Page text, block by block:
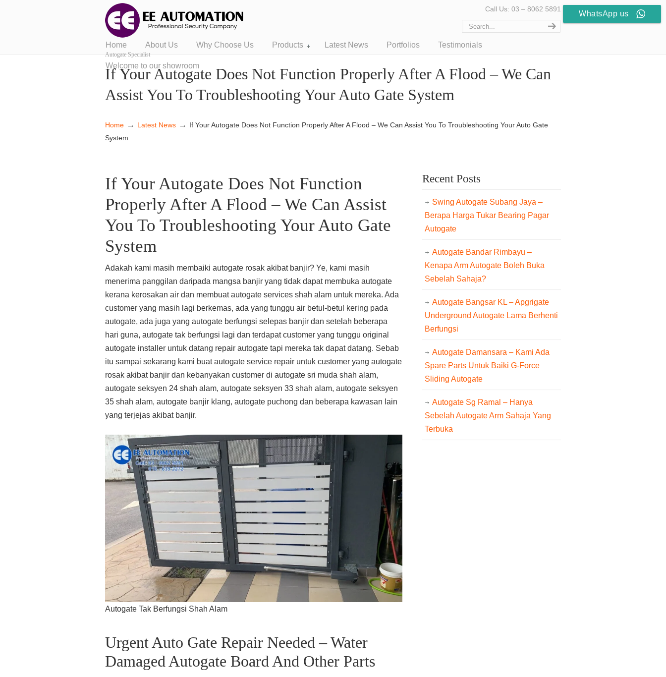
Autogate Specialist
Call Us: 03 – 8062 5891
Home About Us Why Choose Us Products Latest News Portfolios Testimonials
Welcome to our showroom
If Your Autogate Does Not Function Properly After A Flood – We Can
Assist You To Troubleshooting Your Auto Gate System
Home → Latest News → If Your Autogate Does Not Function Properly After A Flood – We Can Assist You To Troubleshooting Your Auto Gate
System
If Your Autogate Does Not Function
Properly After A Flood – We Can Assist
You To Troubleshooting Your Auto Gate
System
Adakah kami masih membaiki autogate rosak akibat banjir? Ye, kami masih
menerima panggilan daripada mangsa banjir yang tidak dapat membuka autogate
kerana kerosakan air dan membuat autogate services shah alam untuk mereka. Ada
customer yang masih lagi berkemas, ada yang tunggu air betul-betul kering pada
autogate, ada juga yang autogate berfungsi selepas banjir dan setelah beberapa
hari guna, autogate tak berfungsi lagi dan terdapat customer yang tunggu original
autogate installer untuk datang repair autogate tapi mereka tak dapat datang. Sebab
itu sampai sekarang kami buat autogate service repair untuk customer yang autogate
rosak akibat banjir dan kebanyakan customer di autogate sri muda shah alam,
autogate seksyen 24 shah alam, autogate seksyen 33 shah alam, autogate seksyen
35 shah alam, autogate banjir klang, autogate puchong dan beberapa kawasan lain
yang terjejas akibat banjir.
Autogate Tak Berfungsi Shah Alam
Urgent Auto Gate Repair Needed – Water
Damaged Autogate Board And Other Parts
Recent Posts
Swing Autogate Subang Jaya –
Berapa Harga Tukar Bearing Pagar
Autogate
Autogate Bandar Rimbayu –
Kenapa Arm Autogate Boleh Buka
Sebelah Sahaja?
Autogate Bangsar KL – Apgrigate
Underground Autogate Lama Berhenti
Berfungsi
Autogate Damansara – Kami Ada
Spare Parts Untuk Baiki G-Force
Sliding Autogate
Autogate Sg Ramal – Hanya
Sebelah Autogate Arm Sahaja Yang
Terbuka
WhatsApp us